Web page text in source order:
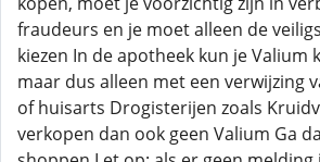
fraudeurs en je moet alleen de
kiezen In de apotheek kun je Valium
maar dus alleen met een verwijzing
of huisarts Drogisterijen zoals
verkopen dan ook geen Valium Ga